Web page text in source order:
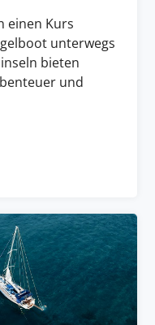
einen Kurs
unterwegs
bieten
und